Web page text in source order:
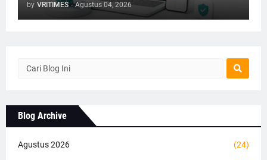
by VRITIMES - Agustus 04, 2026
Blog Archive
Agustus 2026 (24)